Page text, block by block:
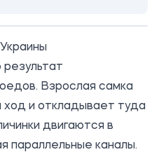
результат
Взрослая самка
ход и откладывает туда
двигаются в
параллельные каналы.